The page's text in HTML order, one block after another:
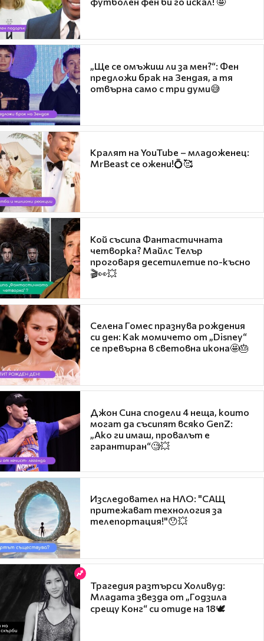
„Ще се омъжиш ли за мен?“: Фен
предложи брак на Зендая, а тя
отвърна само с три думи😅
Кралят на YouTube – младоженец:
MrBeast се ожени!💍🥰
Кой съсипа Фантастичната
четворка? Майлс Телър
проговаря десетилетие по-късно
🎬👀💥
Селена Гомес празнува рождения
си ден: Как момичето от „Disney“
се превърна в световна икона🤩🎂
Джон Сина сподели 4 неща, които
могат да съсипят всяко GenZ:
„Ако ги имаш, провалът е
гарантиран“🧐💥
Изследовател на НЛО: "САЩ
притежават технология за
телепортация!"😯💥
Трагедия разтърси Холивуд:
Младата звезда от „Годзила
срещу Конг“ си отиде на 18🕊️